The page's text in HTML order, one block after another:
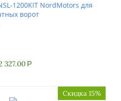
1200KIT NordMotors для
ворот
327.00 Р
Скидка 15%